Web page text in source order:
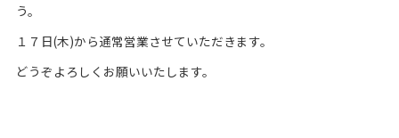
う。
１７日(木)から通常営業させていただきます。
どうぞよろしくお願いいたします。